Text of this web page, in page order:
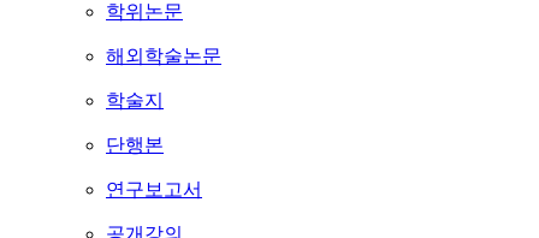
학위논문
해외학술논문
학술지
단행본
연구보고서